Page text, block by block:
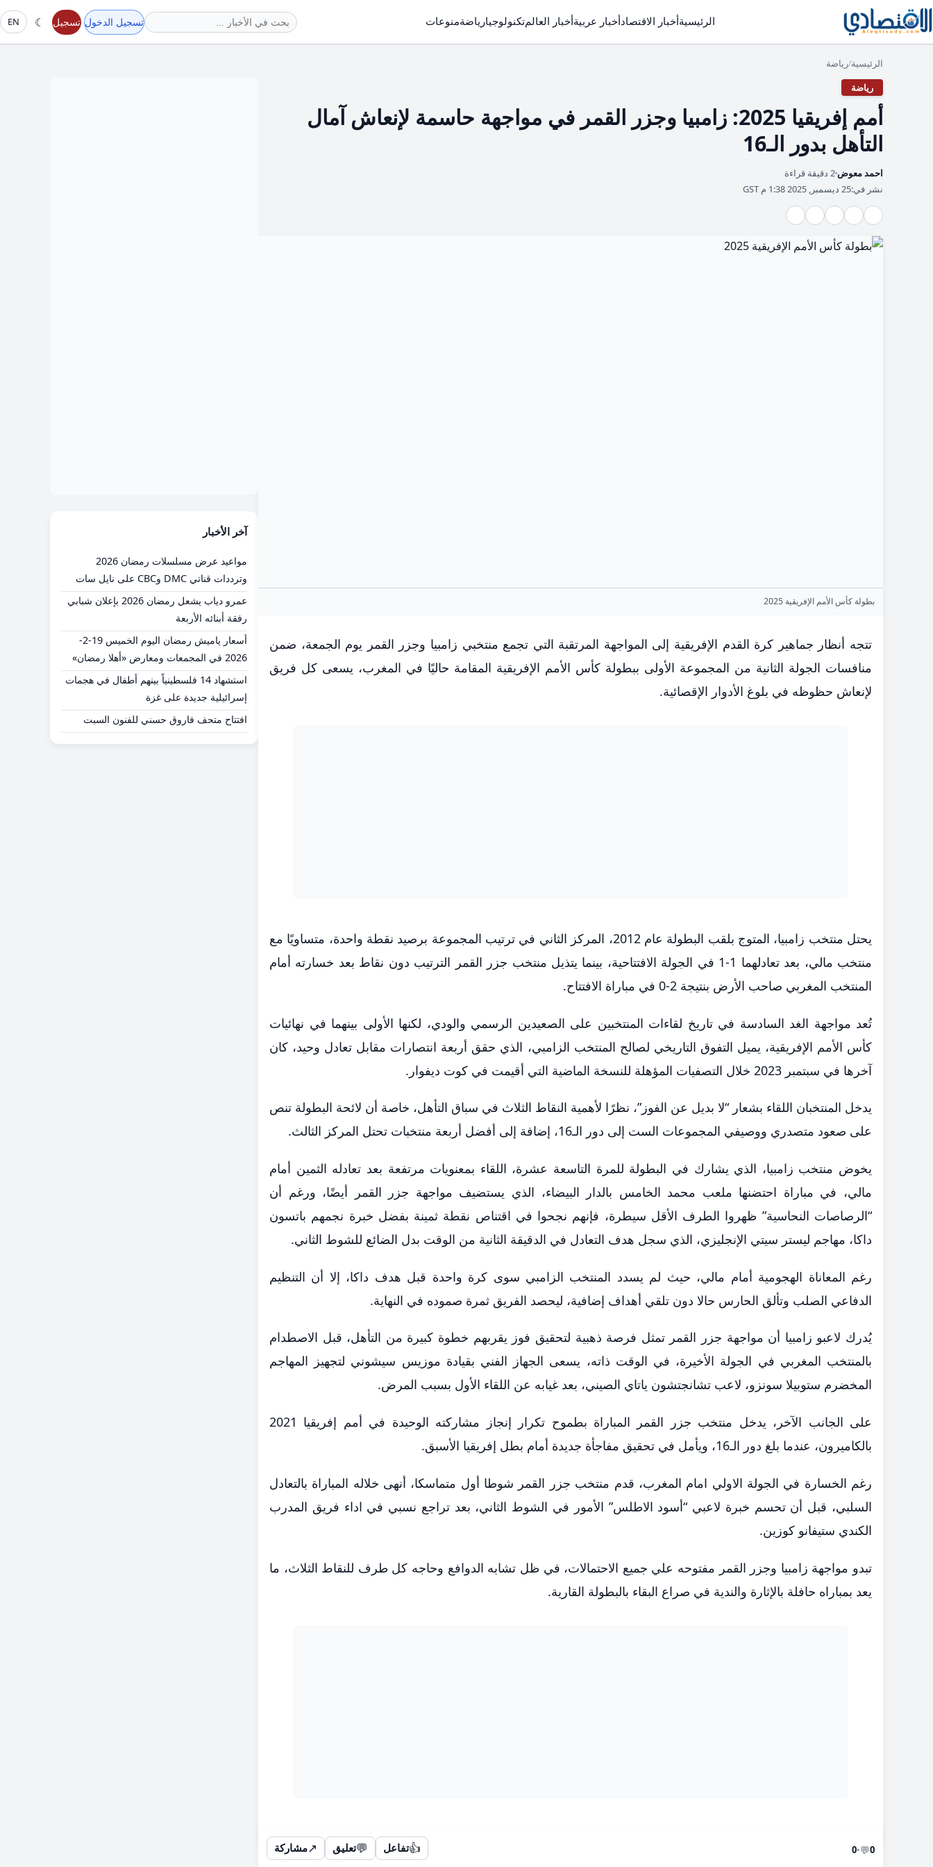
الرئيسيةأخبار الاقتصادأخبار عربيةأخبار العالمتكنولوجيارياضةمنوعات تسجيل الدخول تسجيل ☾
EN
الرئيسية/رياضة
رياضة
أمم إفريقيا 2025: زامبيا وجزر القمر في مواجهة حاسمة لإنعاش آمال
التأهل بدور الـ16
احمد معوض 2 دقيقة قراءة
نشر في:25 ديسمبر, 2025 1:38 م GST
بطولة كأس الأمم الإفريقية 2025
تتجه أنظار جماهير كرة القدم الإفريقية إلى المواجهة المرتقبة التي تجمع منتخبي زامبيا وجزر القمر يوم الجمعة، ضمن
منافسات الجولة الثانية من المجموعة الأولى ببطولة كأس الأمم الإفريقية المقامة حاليًا في المغرب، يسعى كل فريق
لإنعاش حظوظه في بلوغ الأدوار الإقصائية.
يحتل منتخب زامبيا، المتوج بلقب البطولة عام 2012، المركز الثاني في ترتيب المجموعة برصيد نقطة واحدة، متساويًا مع
منتخب مالي، بعد تعادلهما 1-1 في الجولة الافتتاحية، بينما يتذيل منتخب جزر القمر الترتيب دون نقاط بعد خسارته أمام
المنتخب المغربي صاحب الأرض بنتيجة 2-0 في مباراة الافتتاح.
تُعد مواجهة الغد السادسة في تاريخ لقاءات المنتخبين على الصعيدين الرسمي والودي، لكنها الأولى بينهما في نهائيات
كأس الأمم الإفريقية، يميل التفوق التاريخي لصالح المنتخب الزامبي، الذي حقق أربعة انتصارات مقابل تعادل وحيد، كان
آخرها في سبتمبر 2023 خلال التصفيات المؤهلة للنسخة الماضية التي أقيمت في كوت ديفوار.
يدخل المنتخبان اللقاء بشعار “لا بديل عن الفوز”، نظرًا لأهمية النقاط الثلاث في سباق التأهل، خاصة أن لائحة البطولة تنص
على صعود متصدري ووصيفي المجموعات الست إلى دور الـ16، إضافة إلى أفضل أربعة منتخبات تحتل المركز الثالث.
يخوض منتخب زامبيا، الذي يشارك في البطولة للمرة التاسعة عشرة، اللقاء بمعنويات مرتفعة بعد تعادله الثمين أمام
مالي، في مباراة احتضنها ملعب محمد الخامس بالدار البيضاء، الذي يستضيف مواجهة جزر القمر أيضًا، ورغم أن
“الرصاصات النحاسية” ظهروا الطرف الأقل سيطرة، فإنهم نجحوا في اقتناص نقطة ثمينة بفضل خبرة نجمهم باتسون
داكا، مهاجم ليستر سيتي الإنجليزي، الذي سجل هدف التعادل في الدقيقة الثانية من الوقت بدل الضائع للشوط الثاني.
رغم المعاناة الهجومية أمام مالي، حيث لم يسدد المنتخب الزامبي سوى كرة واحدة قبل هدف داكا، إلا أن التنظيم
الدفاعي الصلب وتألق الحارس حالا دون تلقي أهداف إضافية، ليحصد الفريق ثمرة صموده في النهاية.
يُدرك لاعبو زامبيا أن مواجهة جزر القمر تمثل فرصة ذهبية لتحقيق فوز يقربهم خطوة كبيرة من التأهل، قبل الاصطدام
بالمنتخب المغربي في الجولة الأخيرة، في الوقت ذاته، يسعى الجهاز الفني بقيادة موزيس سيشوني لتجهيز المهاجم
المخضرم ستوبيلا سونزو، لاعب تشانجتشون ياتاي الصيني، بعد غيابه عن اللقاء الأول بسبب المرض.
على الجانب الآخر، يدخل منتخب جزر القمر المباراة بطموح تكرار إنجاز مشاركته الوحيدة في أمم إفريقيا 2021
بالكاميرون، عندما بلغ دور الـ16، ويأمل في تحقيق مفاجأة جديدة أمام بطل إفريقيا الأسبق.
رغم الخسارة في الجولة الاولي امام المغرب، قدم منتخب جزر القمر شوطا أول متماسكا، أنهى خلاله المباراة بالتعادل
السلبي، قبل أن تحسم خبرة لاعبي “أسود الاطلس” الأمور في الشوط الثاني، بعد تراجع نسبي في اداء فريق المدرب
الكندي ستيفانو كوزين.
تبدو مواجهة زامبيا وجزر القمر مفتوحه علي جميع الاحتمالات، في ظل تشابه الدوافع وحاجه كل طرف للنقاط الثلاث، ما
يعد بمباراه حافلة بالإثارة والندية في صراع البقاء بالبطولة القارية.
0•💬0
👍تفاعل 💬تعليق ↗مشاركة
آخر الأخبار
مواعيد عرض مسلسلات رمضان 2026
وترددات قناتي DMC وCBC على نايل سات
عمرو دياب يشعل رمضان 2026 بإعلان شبابي
رفقة أبنائه الأربعة
أسعار ياميش رمضان اليوم الخميس 19-2-
2026 في المجمعات ومعارض «أهلا رمضان»
استشهاد 14 فلسطينياً بينهم أطفال في هجمات
إسرائيلية جديدة على غزة
افتتاح متحف فاروق حسني للفنون السبت